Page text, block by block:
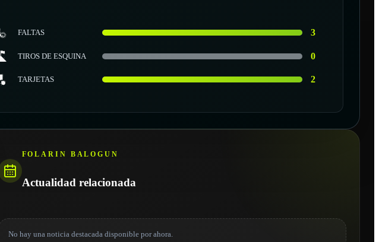
FALTAS 3
TIROS DE ESQUINA 0
TARJETAS 2
FOLARIN BALOGUN
Actualidad relacionada
No hay una noticia destacada disponible por ahora.